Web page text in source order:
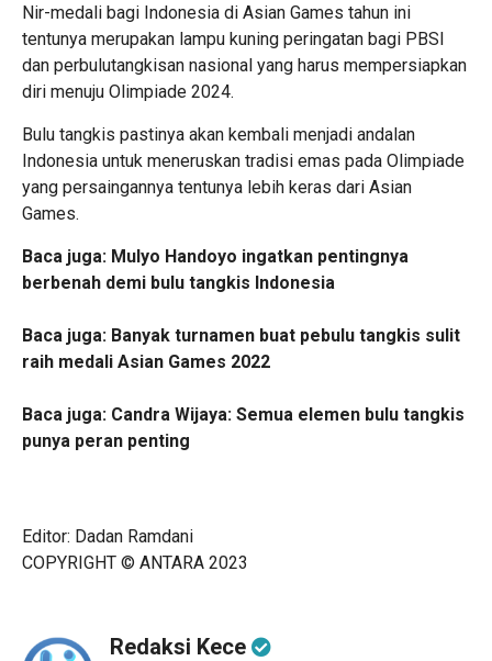
Nir-medali bagi Indonesia di Asian Games tahun ini
tentunya merupakan lampu kuning peringatan bagi PBSI
dan perbulutangkisan nasional yang harus mempersiapkan
diri menuju Olimpiade 2024.
Bulu tangkis pastinya akan kembali menjadi andalan
Indonesia untuk meneruskan tradisi emas pada Olimpiade
yang persaingannya tentunya lebih keras dari Asian
Games.
Baca juga: Mulyo Handoyo ingatkan pentingnya
berbenah demi bulu tangkis Indonesia
Baca juga: Banyak turnamen buat pebulu tangkis sulit
raih medali Asian Games 2022
Baca juga: Candra Wijaya: Semua elemen bulu tangkis
punya peran penting
Editor: Dadan Ramdani
COPYRIGHT © ANTARA 2023
Redaksi Kece